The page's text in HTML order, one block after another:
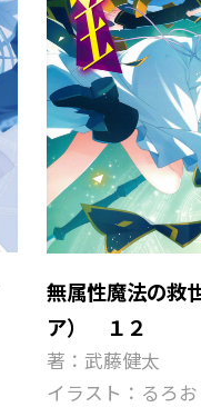
無属性魔法の救
ア） １２
著：武藤健太
イラスト：るろお